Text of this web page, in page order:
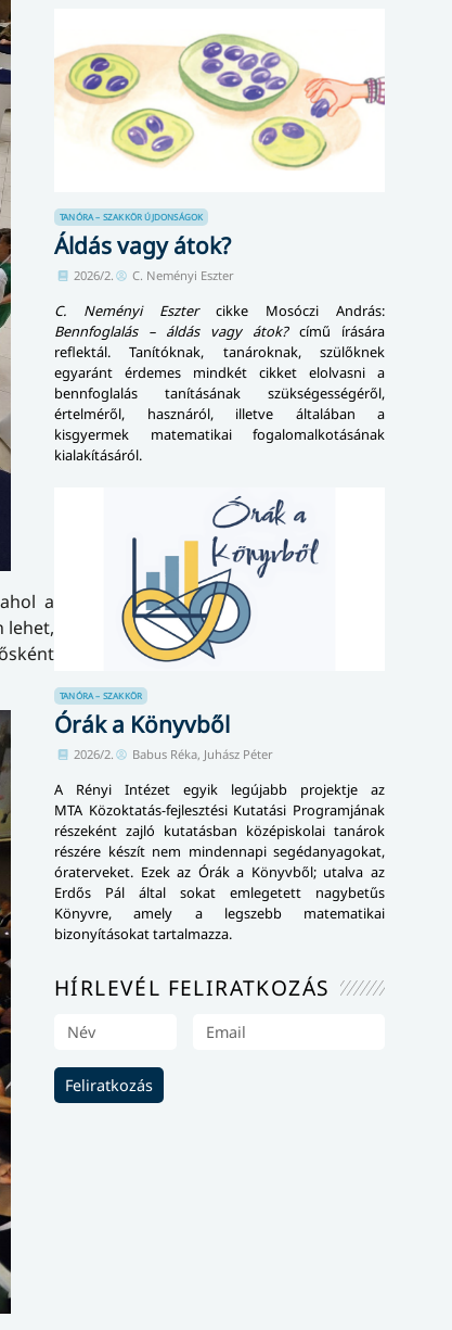
a
lehet,
TANÓRA – SZAKKÖR ÚJDONSÁGOK
Áldás vagy átok?
2026/2. C. Neményi Eszter
C. Neményi Esztercikke Mosóczi András:
Bennfoglalás – áldás vagy átok?című írására
reflektál. Tanítóknak, tanároknak, szülőknek
egyaránt érdemes mindkét cikket elolvasni a
bennfoglalás tanításának szükségességéről,
értelméről, hasznáról, illetve általában a
kisgyermek matematikai fogalomalkotásának
kialakításáról.
TANÓRA – SZAKKÖR
Órák a Könyvből
2026/2. Babus Réka, Juhász Péter
A Rényi Intézet egyik legújabb projektje az
MTA Közoktatás-fejlesztési Kutatási Programjának
részeként zajló kutatásban középiskolai tanárok
részére készít nem mindennapi segédanyagokat,
óraterveket. Ezek az Órák a Könyvből; utalva az
Erdős Pál által sokat emlegetett nagybetűs
Könyvre, amely a legszebb matematikai
bizonyításokat tartalmazza.
HÍRLEVÉL FELIRATKOZÁS
Feliratkozás